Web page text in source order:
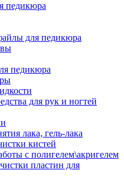
педикюра
для педикюра
педикюра
для рук и ногтей
лака, гель-лака
кистей
с полигелем\акригелем
пластин для